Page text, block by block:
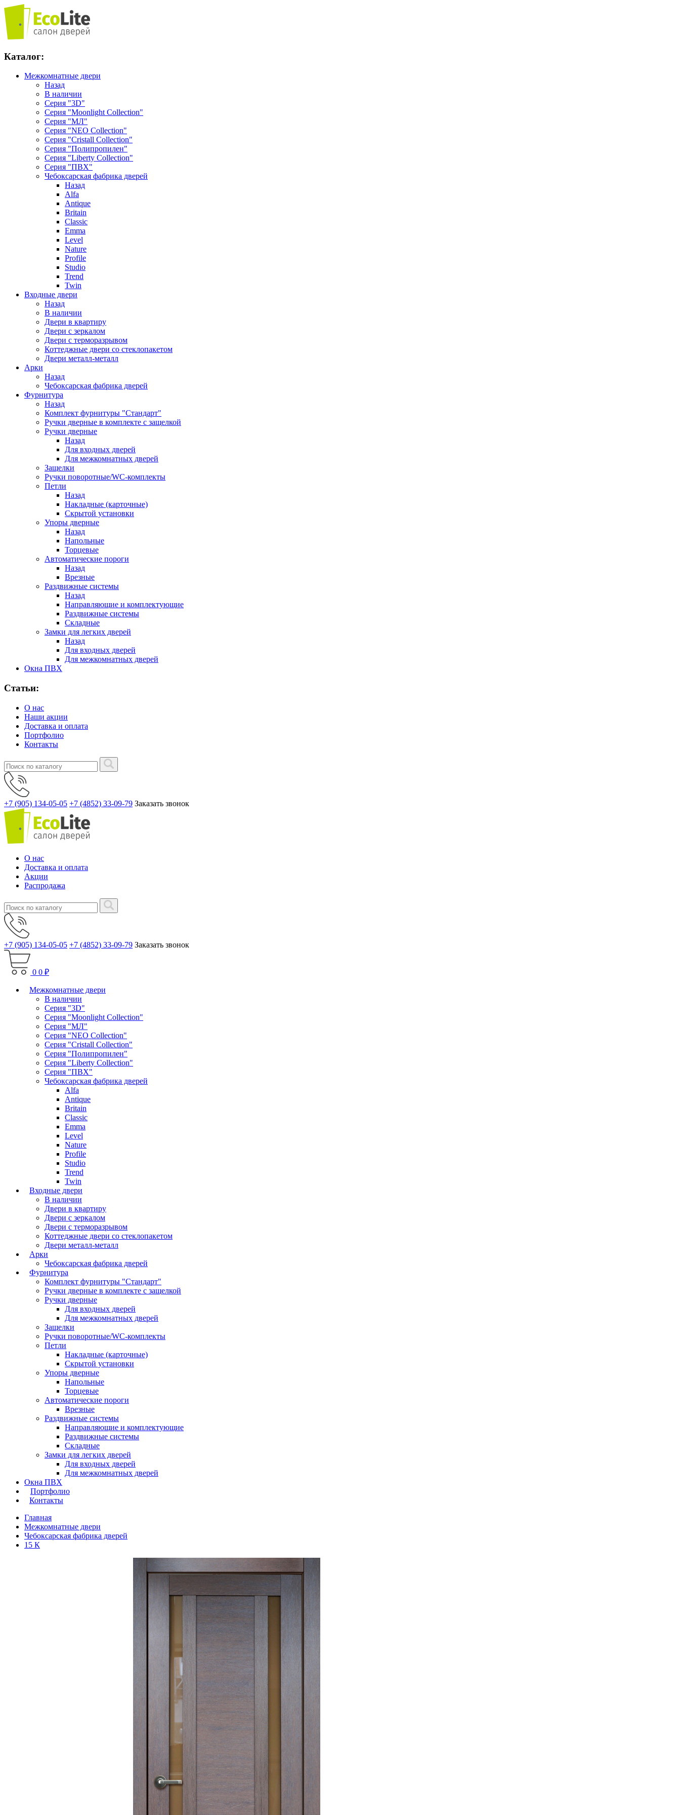
Каталог:
Межкомнатные двери
Назад
В наличии
Серия "3D"
Серия "Moonlight Collection"
Серия "МЛ"
Серия "NEO Collection"
Серия "Cristall Collection"
Серия "Полипропилен"
Серия "Liberty Collection"
Серия "ПВХ"
Чебоксарская фабрика дверей
Назад
Alfa
Antique
Britain
Classic
Emma
Level
Nature
Profile
Studio
Trend
Twin
Входные двери
Назад
В наличии
Двери в квартиру
Двери с зеркалом
Двери с терморазрывом
Коттеджные двери со стеклопакетом
Двери металл-металл
Арки
Назад
Чебоксарская фабрика дверей
Фурнитура
Назад
Комплект фурнитуры "Стандарт"
Ручки дверные в комплекте с защелкой
Ручки дверные
Назад
Для входных дверей
Для межкомнатных дверей
Защелки
Ручки поворотные/WC-комплекты
Петли
Назад
Накладные (карточные)
Скрытой установки
Упоры дверные
Назад
Напольные
Торцевые
Автоматические пороги
Назад
Врезные
Раздвижные системы
Назад
Направляющие и комплектующие
Раздвижные системы
Складные
Замки для легких дверей
Назад
Для входных дверей
Для межкомнатных дверей
Окна ПВХ
Статьи:
О нас
Наши акции
Доставка и оплата
Портфолио
Контакты
+7 (905) 134-05-05 +7 (4852) 33-09-79 Заказать звонок
О нас
Доставка и оплата
Акции
Распродажа
+7 (905) 134-05-05 +7 (4852) 33-09-79 Заказать звонок
0 0 ₽
Межкомнатные двери
В наличии
Серия "3D"
Серия "Moonlight Collection"
Серия "МЛ"
Серия "NEO Collection"
Серия "Cristall Collection"
Серия "Полипропилен"
Серия "Liberty Collection"
Серия "ПВХ"
Чебоксарская фабрика дверей
Alfa
Antique
Britain
Classic
Emma
Level
Nature
Profile
Studio
Trend
Twin
Входные двери
В наличии
Двери в квартиру
Двери с зеркалом
Двери с терморазрывом
Коттеджные двери со стеклопакетом
Двери металл-металл
Арки
Чебоксарская фабрика дверей
Фурнитура
Комплект фурнитуры "Стандарт"
Ручки дверные в комплекте с защелкой
Ручки дверные
Для входных дверей
Для межкомнатных дверей
Защелки
Ручки поворотные/WC-комплекты
Петли
Накладные (карточные)
Скрытой установки
Упоры дверные
Напольные
Торцевые
Автоматические пороги
Врезные
Раздвижные системы
Направляющие и комплектующие
Раздвижные системы
Складные
Замки для легких дверей
Для входных дверей
Для межкомнатных дверей
Окна ПВХ
Портфолио
Контакты
Главная
Межкомнатные двери
Чебоксарская фабрика дверей
15 К